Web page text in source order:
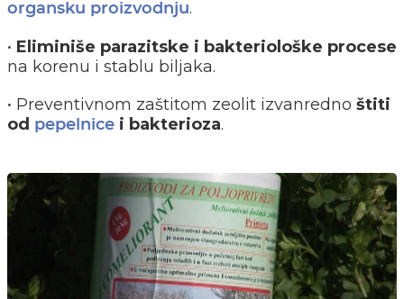
organsku proizvodnju.
• Eliminiše parazitske i bakteriološke procese
na korenu i stablu biljaka.
• Preventivnom zaštitom zeolit izvanredno štiti
od pepelnice i bakterioza.